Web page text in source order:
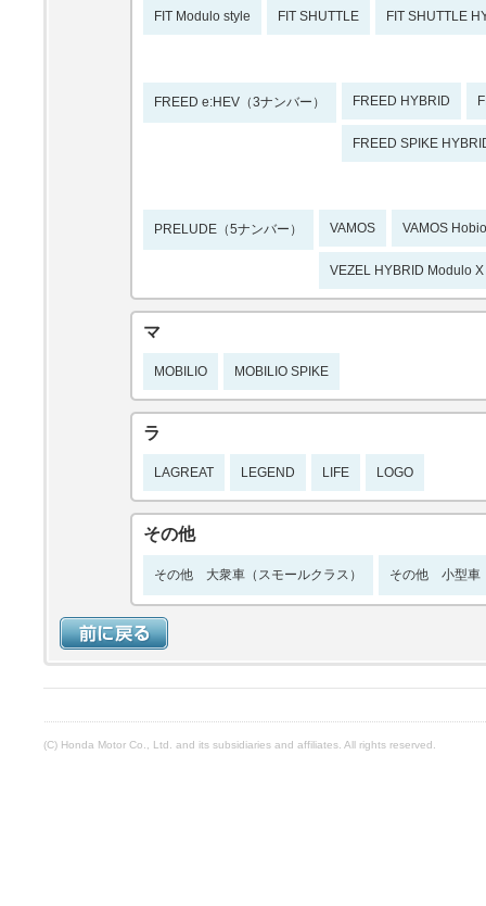
FIT Modulo style FIT SHUTTLE FIT SHUTTLE
FREED e:HEV（3ナンバー） FREED HYBRID
FREED SPIKE
PRELUDE（5ナンバー） VAMOS VAMOS Hobio
VEZEL HYBRID Modulo X
マ
MOBILIO MOBILIO SPIKE
ラ
LAGREAT LEGEND LIFE LOGO
その他
その他 大衆車（スモールクラス） その他 小型車
(C) Honda Motor Co., Ltd. and its subsidiaries and affiliates. All rights reserved.